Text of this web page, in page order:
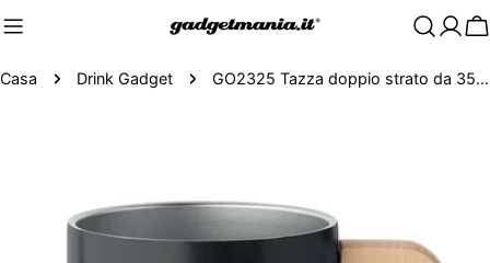
Casa Drink Gadget GO2325 Tazza doppio strato da 350 ml
prodotto